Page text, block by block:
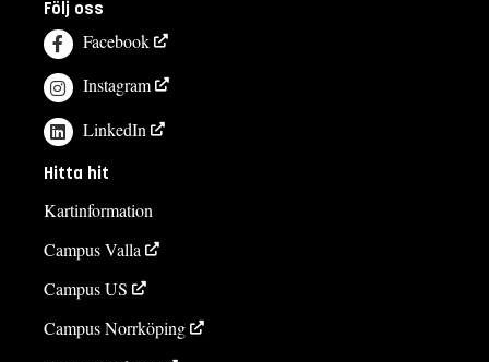
Följ oss
Facebook
Instagram
LinkedIn
Hitta hit
Kartinformation
Campus Valla
Campus US
Campus Norrköping